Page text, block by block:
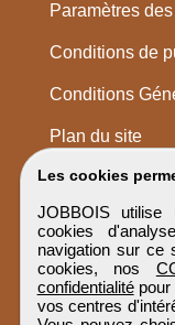
Les cookies
JOBBOIS
cookies
navigation sur ce
cookies, nos
confidentialitépour
vos centres
Paramètres
Conditions de
Conditions
Plan du site